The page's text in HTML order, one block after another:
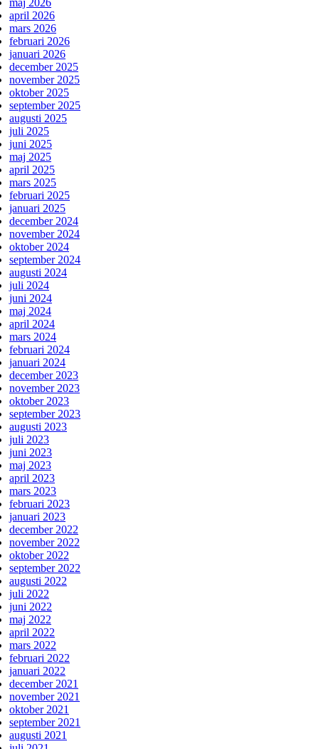
april 2026
mars 2026
februari 2026
januari 2026
december 2025
november 2025
oktober 2025
september 2025
augusti 2025
juli 2025
juni 2025
maj 2025
april 2025
mars 2025
februari 2025
januari 2025
december 2024
november 2024
oktober 2024
september 2024
augusti 2024
juli 2024
juni 2024
maj 2024
april 2024
mars 2024
februari 2024
januari 2024
december 2023
november 2023
oktober 2023
september 2023
augusti 2023
juli 2023
juni 2023
maj 2023
april 2023
mars 2023
februari 2023
januari 2023
december 2022
november 2022
oktober 2022
september 2022
augusti 2022
juli 2022
juni 2022
maj 2022
april 2022
mars 2022
februari 2022
januari 2022
december 2021
november 2021
oktober 2021
september 2021
augusti 2021